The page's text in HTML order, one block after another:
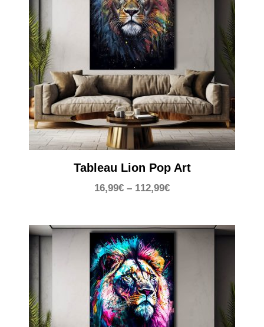
Tableau Lion Pop Art
16,99€ – 112,99€